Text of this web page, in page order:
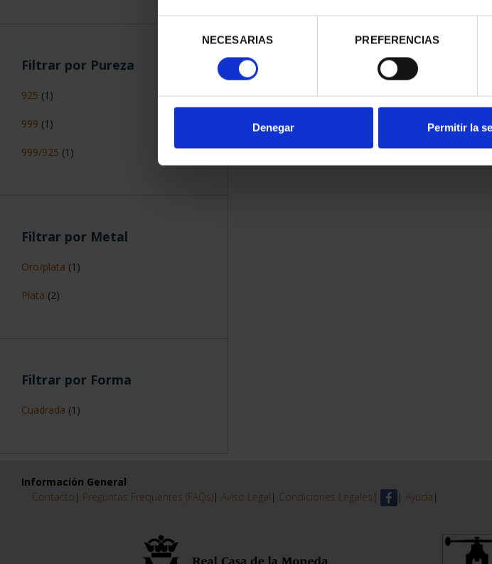
consentimiento
NECESARIAS PREFERENCIAS
Denegar Permitir la
Filtrar por Pureza
925 (1)
999 (1)
999/925 (1)
Filtrar por Metal
Oro/plata (1)
Plata (2)
Filtrar por Forma
Cuadrada (1)
Información General
Contacto | Preguntas Frequentes (FAQs)| Aviso Legal | Condiciones Legales | | Ayuda |